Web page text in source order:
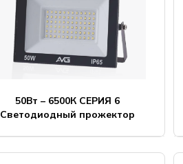
50Вт – 6500К СЕРИЯ 6
Светодиодный прожектор